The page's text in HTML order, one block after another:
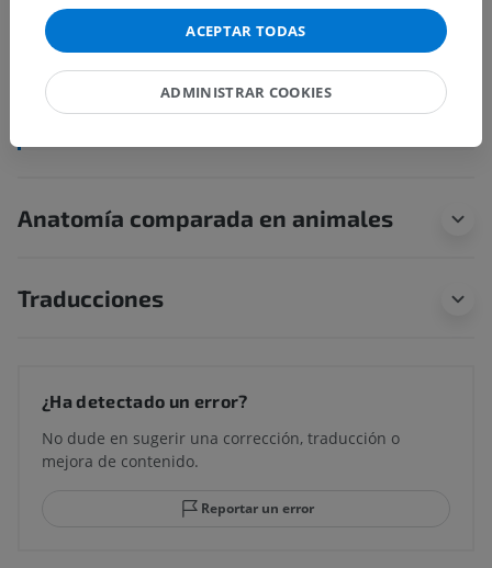
Ventrículo terminal
Estructuras subyacentes:No hay estructuras
subyacentes correspondientes para esta parte
anatómica
Anatomía comparada en animales
Traducciones
¿Ha detectado un error?
No dude en sugerir una corrección, traducción o
mejora de contenido.
Reportar un error
ACEPTAR TODAS
ADMINISTRAR COOKIES